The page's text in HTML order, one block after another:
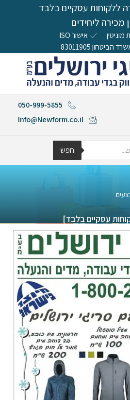
ללקוחות עסקיים בלבד
מכירה ליחידים
אישור ISO
83011905
050-999-5855
Info@Newform.co.il
חפש
עסקיים בלבד]